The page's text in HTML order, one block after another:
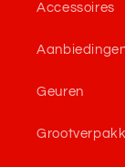
Accessoires
Geuren